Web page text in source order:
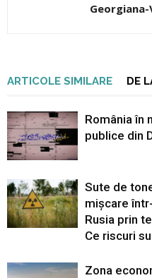
ARTICOLE SIMILARE DE
România în
publice din
Sute de
mișcare
Rusia prin
Ce riscuri
Zona